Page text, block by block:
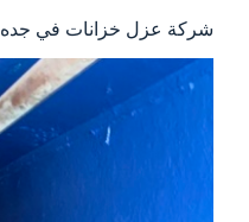
شركة عزل خزانات في جده 0553082800